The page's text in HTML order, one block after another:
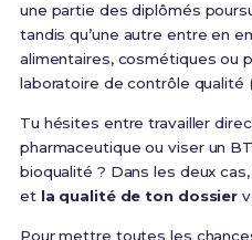
une partie des diplômés
tandis qu’une autre entre en
alimentaires, cosmétiques ou
laboratoire de contrôle qualité
Tu hésites entre travailler
pharmaceutique ou viser un
bioqualité ? Dans les deux cas,
et la qualité de ton dossier
Pour mettre toutes les